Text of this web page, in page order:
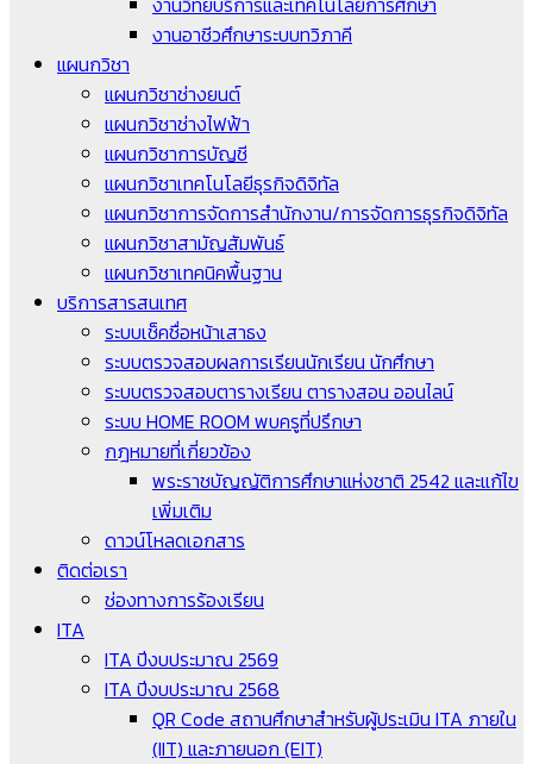
งานอาชีวศึกษาระบบทวิภาคี
แผนกวิชา
แผนกวิชาช่างยนต์
แผนกวิชาช่างไฟฟ้า
แผนกวิชาการบัญชี
แผนกวิชาเทคโนโลยีธุรกิจดิจิทัล
แผนกวิชาการจัดการสำนักงาน/การจัดการธุรกิจดิจิทัล
แผนกวิชาสามัญสัมพันธ์
แผนกวิชาเทคนิคพื้นฐาน
บริการสารสนเทศ
ระบบเช็คชื่อหน้าเสาธง
ระบบตรวจสอบผลการเรียนนักเรียน นักศึกษา
ระบบตรวจสอบตารางเรียน ตารางสอน ออนไลน์
ระบบ HOME ROOM พบครูที่ปรึกษา
กฎหมายที่เกี่ยวข้อง
พระราชบัญญัติการศึกษาแห่งชาติ 2542 และแก้ไข
เพิ่มเติม
ดาวน์โหลดเอกสาร
ติดต่อเรา
ช่องทางการร้องเรียน
ITA
ITA ปีงบประมาณ 2569
ITA ปีงบประมาณ 2568
QR Code สถานศึกษาสำหรับผู้ประเมิน ITA ภายใน
(IIT) และภายนอก (EIT)